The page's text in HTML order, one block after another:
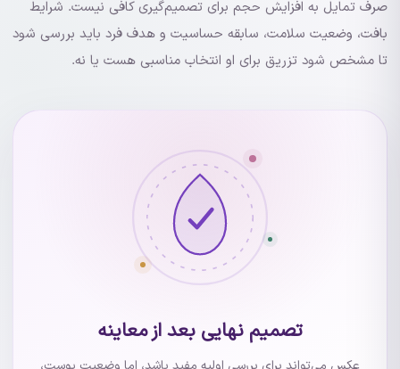
صرف تمایل به افزایش حجم برای تصمیم‌گیری کافی نیست. شرایط
بافت، وضعیت سلامت، سابقه حساسیت و هدف فرد باید بررسی شود
تا مشخص شود تزریق برای او انتخاب مناسبی هست یا نه.
تصمیم نهایی بعد از معاینه